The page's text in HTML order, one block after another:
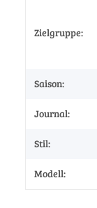
Zielgruppe:
Saison:
Journal:
Stil:
Modell: